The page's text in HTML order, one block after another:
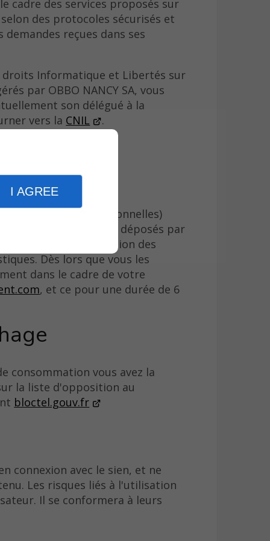
I AGREE
cadre des services proposés sur
des protocoles sécurisés et
demandes reçues dans ses
Informatique et Libertés sur
par OBBO NANCY SA, vous
son délégué à la
vers la CNIL
.
(non personnelles)
internet. Les cookies déposés par
de navigation des
Dès lors que vous les
dans le cadre de votre
, et ce pour une durée de 6
consommation vous avez la
la liste d'opposition au
bloctel.gouv.fr
connexion avec le sien, et ne
Les risques liés à l'utilisation
Il se conformera à leurs